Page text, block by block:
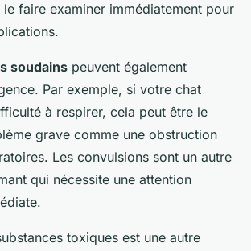
le faire examiner immédiatement pour
soudains peuvent également
Par exemple, si votre chat
à respirer, cela peut être le
grave comme une obstruction
Les convulsions sont un autre
qui nécessite une attention
toxiques est une autre